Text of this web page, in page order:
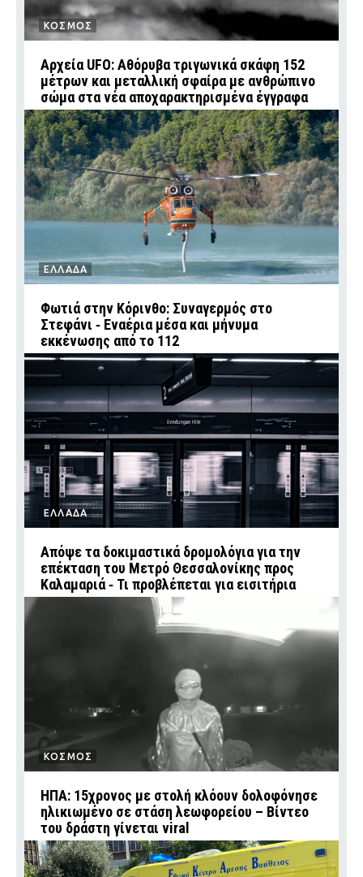
ΚΟΣΜΟΣ
Αρχεία UFO: Αθόρυβα τριγωνικά σκάφη 152
μέτρων και μεταλλική σφαίρα με ανθρώπινο
σώμα στα νέα αποχαρακτηρισμένα έγγραφα
ΕΛΛΑΔΑ
Φωτιά στην Κόρινθο: Συναγερμός στο
Στεφάνι ‑ Εναέρια μέσα και μήνυμα
εκκένωσης από το 112
ΕΛΛΑΔΑ
Απόψε τα δοκιμαστικά δρομολόγια για την
επέκταση του Μετρό Θεσσαλονίκης προς
Καλαμαριά ‑ Τι προβλέπεται για εισιτήρια
ΚΟΣΜΟΣ
ΗΠΑ: 15χρονος με στολή κλόουν δολοφόνησε
ηλικιωμένο σε στάση λεωφορείου – Βίντεο
του δράστη γίνεται viral